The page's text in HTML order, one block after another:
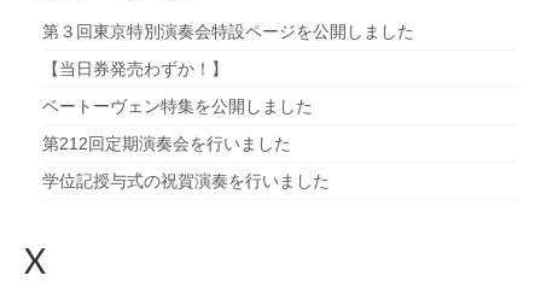
第３回東京特別演奏会特設ページを公開しました
【当日券発売わずか！】
ベートーヴェン特集を公開しました
第212回定期演奏会を行いました
学位記授与式の祝賀演奏を行いました
X